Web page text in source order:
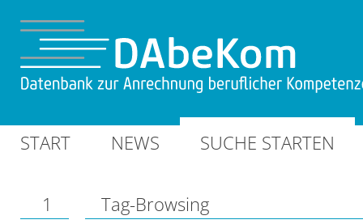
START NEWS SUCHE STARTEN
1 Tag-Browsing